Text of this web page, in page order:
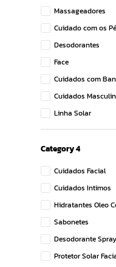
Massageadores
Cuidado com os
Desodorantes
Face
Cuidados com
Cuidados
Linha Solar
Cuidado com as
Outros
Ver mais 10
Category 4
Cuidados Facial
Cuidados Intimos
Hidratantes Oleo
Sabonetes
Desodorante Spray
Protetor Solar